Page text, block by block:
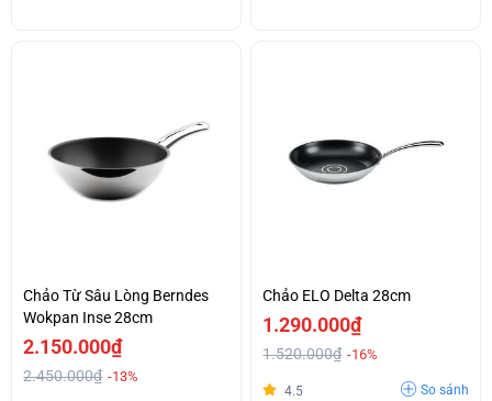
Chảo Từ Sâu Lòng Berndes
Wokpan Inse 28cm
2.150.000₫
2.450.000₫ -13%
Chảo ELO Delta 28cm
1.290.000₫
1.520.000₫ -16%
4.5 So sánh